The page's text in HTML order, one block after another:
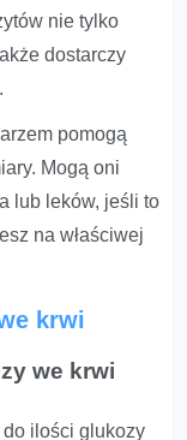
nie tylko
dostarczy
pomogą
Mogą oni
lub leków, jeśli to
na właściwej
krwi
we krwi
ilości glukozy